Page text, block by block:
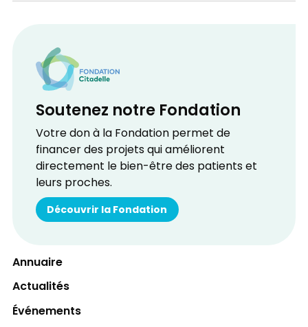
Soutenez notre Fondation
Votre don à la Fondation permet de
financer des projets qui améliorent
directement le bien-être des patients et
leurs proches.
Découvrir la Fondation
Annuaire
Actualités
Événements